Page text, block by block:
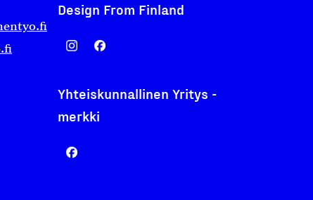
Design From Finland
Yhteiskunnallinen Yritys -
merkki